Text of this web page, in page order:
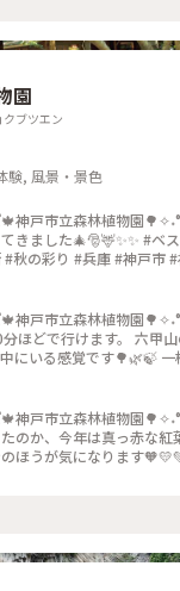
園
ブツエン
験, 風景・景色
神戸市立森林植物園
きました🎄🎅🦌✨✨ #ベス
#グラデーション #クリ
神戸市立森林植物園
ほどで行けます。 六甲
にいる感覚です🌳🌿🍃
トリップ2024 #クラシカルな街 #秋の
戸市 #神戸市立森林植物
#葉っぱが愛らしい🧡
神戸市立森林植物園
のか、今年は真っ赤な紅
ほうが気になります
😊 #ベストトリップ2024 #クラシカ
庫 #神戸市 #神戸市立森